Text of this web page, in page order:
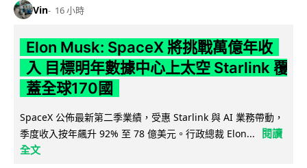
Vin 16 小時
Elon Musk: SpaceX 將挑戰萬億年收
入 目標明年數據中心上太空 Starlink 覆
蓋全球170國
SpaceX 公佈最新第二季業績，受惠 Starlink 與 AI 業務帶動，
季度收入按年飆升 92% 至 78 億美元。行政總裁 Elon...
閱讀
全文